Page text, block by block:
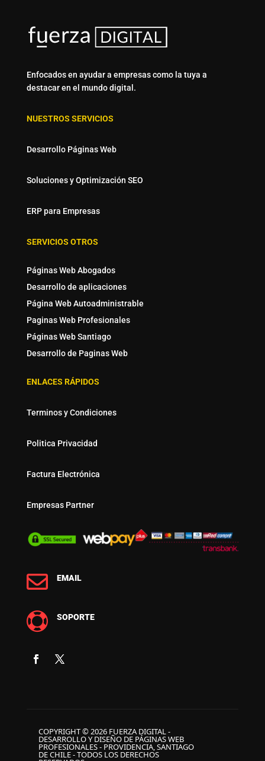
Enfocados en ayudar a empresas como la tuya a
destacar en el mundo digital.
NUESTROS SERVICIOS
Desarrollo Páginas Web
Soluciones y Optimización SEO
ERP para Empresas
SERVICIOS OTROS
Páginas Web Abogados
Desarrollo de aplicaciones
Página Web Autoadministrable
Paginas Web Profesionales
Páginas Web Santiago
Desarrollo de Paginas Web
ENLACES RÁPIDOS
Terminos y Condiciones
Politica Privacidad
Factura Electrónica
Empresas Partner
 EMAIL
 SOPORTE
COPYRIGHT © 2026 FUERZA DIGITAL -
DESARROLLO Y DISEÑO DE PÁGINAS WEB
PROFESIONALES - PROVIDENCIA, SANTIAGO
DE CHILE - TODOS LOS DERECHOS